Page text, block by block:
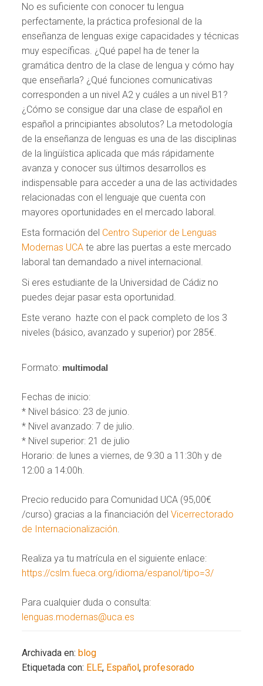
No es suficiente con conocer tu lengua
perfectamente, la práctica profesional de la
enseñanza de lenguas exige capacidades y técnicas
muy específicas. ¿Qué papel ha de tener la
gramática dentro de la clase de lengua y cómo hay
que enseñarla? ¿Qué funciones comunicativas
corresponden a un nivel A2 y cuáles a un nivel B1?
¿Cómo se consigue dar una clase de español en
español a principiantes absolutos? La metodología
de la enseñanza de lenguas es una de las disciplinas
de la lingüística aplicada que más rápidamente
avanza y conocer sus últimos desarrollos es
indispensable para acceder a una de las actividades
relacionadas con el lenguaje que cuenta con
mayores oportunidades en el mercado laboral.
Esta formación del Centro Superior de Lenguas
Modernas UCA te abre las puertas a este mercado
laboral tan demandado a nivel internacional.
Si eres estudiante de la Universidad de Cádiz no
puedes dejar pasar esta oportunidad.
Este verano hazte con el pack completo de los 3
niveles (básico, avanzado y superior) por 285€.
Formato: multimodal
Fechas de inicio:
* Nivel básico: 23 de junio.
* Nivel avanzado: 7 de julio.
* Nivel superior: 21 de julio
Horario: de lunes a viernes, de 9:30 a 11:30h y de
12:00 a 14:00h.
Precio reducido para Comunidad UCA (95,00€
/curso) gracias a la financiación delVicerrectorado
de Internacionalización
Realiza ya tu matrícula en el siguiente enlace:
https://cslm.fueca.org/idioma/espanol/tipo=3/
Para cualquier duda o consulta:
lenguas.modernas@uca.es
Archivada en:blog
Etiquetada con: ELE, Español,profesorado